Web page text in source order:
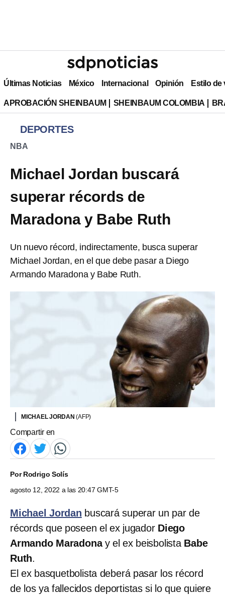
Últimas Noticias México Internacional Opinión Estilo de
APROBACIÓN SHEINBAUM SHEINBAUM COLOMBIA
DEPORTES
NBA
Michael Jordan buscará
superar récords de
Maradona y Babe Ruth
Un nuevo récord, indirectamente, busca superar
Michael Jordan, en el que debe pasar a Diego
Armando Maradona y Babe Ruth.
MICHAEL JORDAN(AFP)
Compartir en
PorRodrigo Solís
agosto 12, 2022 a las 20:47 GMT-5
Michael Jordan buscará superar un par de
récords que poseen el ex jugador Diego
Armando Maradonay el ex beisbolista Babe
Ruth.
El ex basquetbolista deberá pasar los récord
de los ya fallecidos deportistas si lo que quiere